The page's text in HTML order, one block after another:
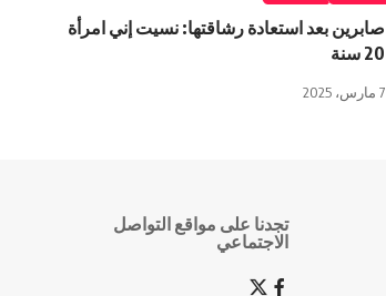
صابرين بعد استعادة رشاقتها: نسيت إني امرأة
20 سنة
7 مارس، 2025
تجدنا على مواقع التواصل
الاجتماعي